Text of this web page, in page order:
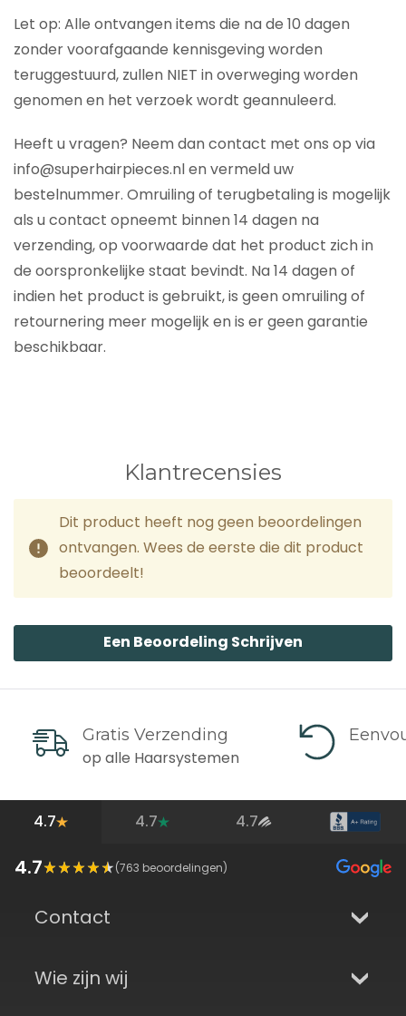
Let op: Alle ontvangen items die na de 10 dagen
zonder voorafgaande kennisgeving worden
teruggestuurd, zullen NIET in overweging worden
genomen en het verzoek wordt geannuleerd.
Heeft u vragen? Neem dan contact met ons op via
info@superhairpieces.nl en vermeld uw
bestelnummer. Omruiling of terugbetaling is mogelijk
als u contact opneemt binnen 14 dagen na
verzending, op voorwaarde dat het product zich in
de oorspronkelijke staat bevindt. Na 14 dagen of
indien het product is gebruikt, is geen omruiling of
retournering meer mogelijk en is er geen garantie
beschikbaar.
Klantrecensies
Dit product heeft nog geen beoordelingen
ontvangen. Wees de eerste die dit product
beoordeelt!
Een Beoordeling Schrijven
Gratis Verzending
op alle Haarsystemen
4.7 4.7 4.7
4.7 (763 beoordelingen)
Contact
Wie zijn wij